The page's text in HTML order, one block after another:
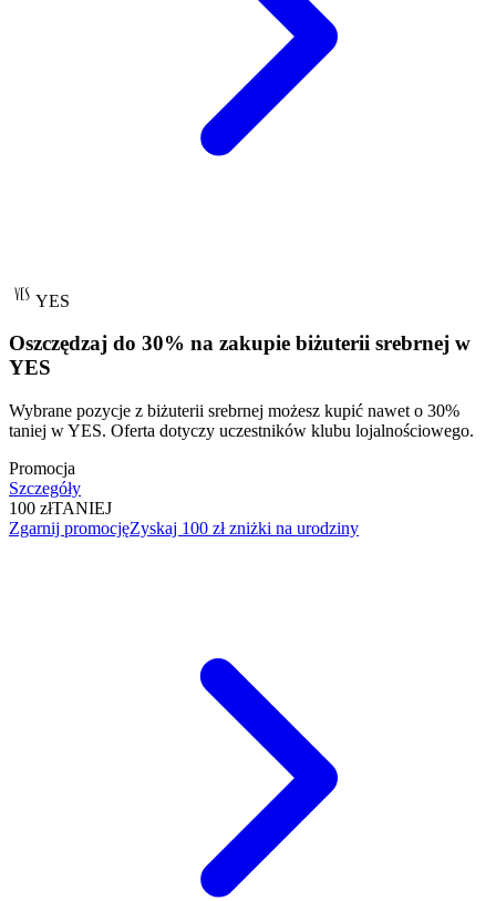
YES
Oszczędzaj do 30% na zakupie biżuterii srebrnej w
YES
Wybrane pozycje z biżuterii srebrnej możesz kupić nawet o 30%
taniej w YES. Oferta dotyczy uczestników klubu lojalnościowego.
Promocja
Szczegóły
100 złTANIEJ
Zgarnij promocjęZyskaj 100 zł zniżki na urodziny